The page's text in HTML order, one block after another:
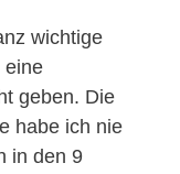
wichtige
eine
geben. Die
habe ich nie
in den 9